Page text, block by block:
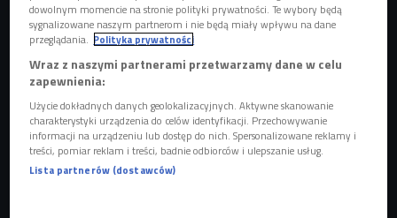
Dziś, po przeszło 20 latach, szlagiery Fasolek powracają na
płycie „Tridulki”, wzbogacone oanimacjei podpisy
karaoke.
Tridulkito trzy rysunkowe postaci, noszące imiona: Tonio,
Dusia i Lulek. Powstały w studiu artystycznym
„Temperówka”. – Dzieci reagują na Tridulki bardzo
pozytywnie – zapewniają w „Stacji Kultura”Justyna
Kosińska i Anna Kasińska
dowolnym momencie na stronie polityki prywatności. Te wybory będą
sygnalizowane naszym partnerom i nie będą miały wpływu na dane
przeglądania. Polityka prywatności
Wraz z naszymi partnerami przetwarzamy dane w celu
zapewnienia:
Użycie dokładnych danych geolokalizacyjnych. Aktywne skanowanie
charakterystyki urządzenia do celów identyfikacji. Przechowywanie
informacji na urządzeniu lub dostęp do nich. Spersonalizowane reklamy i
treści, pomiar reklam i treści, badnie odbiorców i ulepszanie usług.
Lista partnerów (dostawców)